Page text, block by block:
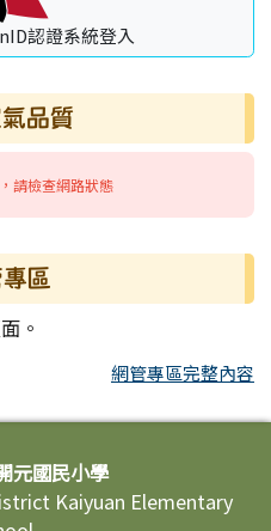
認證系統登入
品質
請檢查網路狀態
區
。
網管專區完整內容
元國民小學
Kaiyuan Elementary